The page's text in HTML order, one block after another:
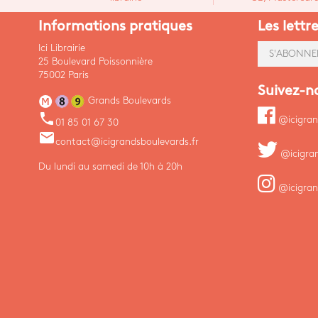
Informations pratiques
Ici Librairie
25 Boulevard Poissonnière
75002 Paris
Grands Boulevards
phone 01 85 01 67 30
emailcontact@icigrandsboulevards.fr
Du lundi au samedi de 10h à 20h
Les
Suivez-